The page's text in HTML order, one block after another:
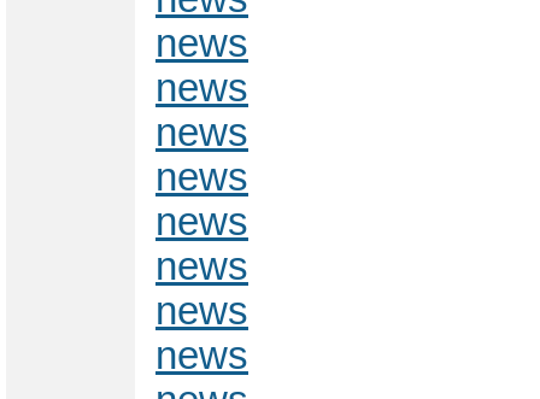
news
news
news
news
news
news
news
news